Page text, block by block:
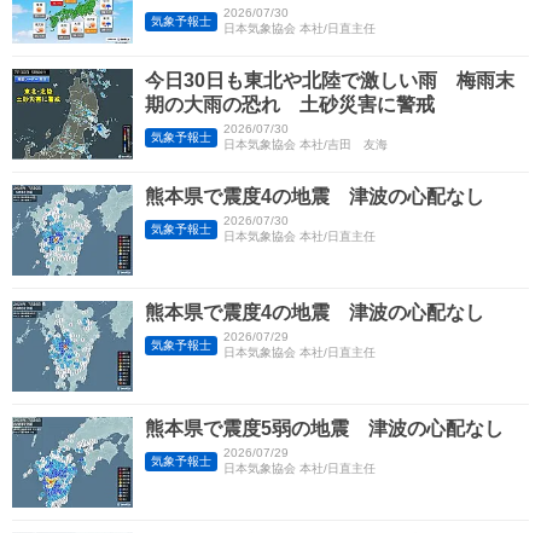
気象予報士
2026/07/30
日本気象協会 本社/日直主任
今日30日も東北や北陸で激しい雨 梅雨末
期の大雨の恐れ 土砂災害に警戒
気象予報士
2026/07/30
日本気象協会 本社/吉田 友海
熊本県で震度4の地震 津波の心配なし
気象予報士
2026/07/30
日本気象協会 本社/日直主任
熊本県で震度4の地震 津波の心配なし
気象予報士
2026/07/29
日本気象協会 本社/日直主任
熊本県で震度5弱の地震 津波の心配なし
気象予報士
2026/07/29
日本気象協会 本社/日直主任